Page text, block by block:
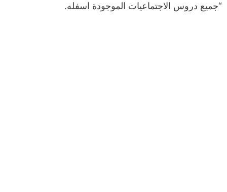
“جميع دروس الاجتماعيات الموجودة اسفله.